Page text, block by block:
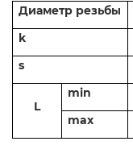
Диаметр резьбы
k
s
L
min
max